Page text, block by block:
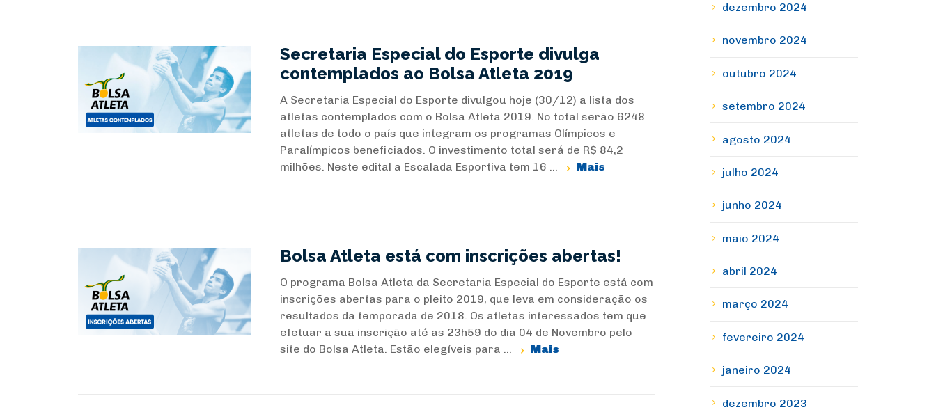
Secretaria Especial do Esporte divulga
contemplados ao Bolsa Atleta 2019
A Secretaria Especial do Esporte divulgou hoje (30/12) a lista dos
atletas contemplados com o Bolsa Atleta 2019. No total serão 6248
atletas de todo o país que integram os programas Olímpicos e
Paralímpicos beneficiados. O investimento total será de R$ 84,2
milhões. Neste edital a Escalada Esportiva tem 16 ...
Mais
Bolsa Atleta está com inscrições abertas!
O programa Bolsa Atleta da Secretaria Especial do Esporte está com
inscrições abertas para o pleito 2019, que leva em consideração os
resultados da temporada de 2018. Os atletas interessados tem que
efetuar a sua inscrição até as 23h59 do dia 04 de Novembro pelo
site do Bolsa Atleta. Estão elegíveis para ...
Mais
dezembro 2024
novembro 2024
outubro 2024
setembro 2024
agosto 2024
julho 2024
junho 2024
maio 2024
abril 2024
março 2024
fevereiro 2024
janeiro 2024
dezembro 2023